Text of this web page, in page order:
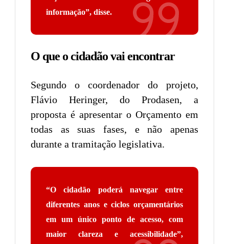
informação”, disse.
O que o cidadão vai encontrar
Segundo o coordenador do projeto,
Flávio Heringer, do Prodasen, a
proposta é apresentar o Orçamento em
todas as suas fases, e não apenas
durante a tramitação legislativa.
“O cidadão poderá navegar entre
diferentes anos e ciclos orçamentários
em um único ponto de acesso, com
maior clareza e acessibilidade”,